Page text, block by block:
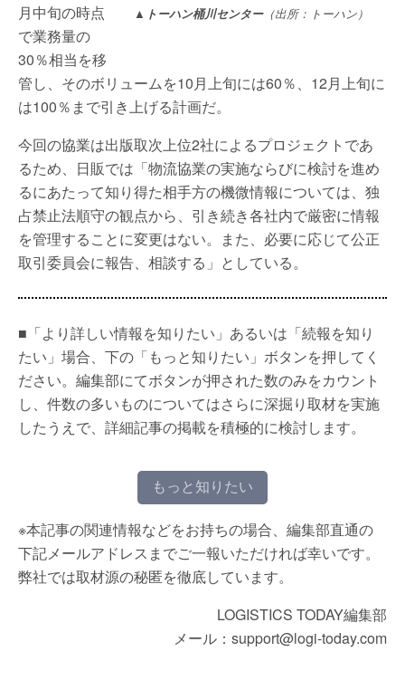
▲トーハン桶川センター（出所：トーハン）
月中旬の時点
で業務量の
30％相当を移
管し、そのボリュームを10月上旬には60％、12月上旬に
は100％まで引き上げる計画だ。
今回の協業は出版取次上位2社によるプロジェクトであ
るため、日販では「物流協業の実施ならびに検討を進め
るにあたって知り得た相手方の機微情報については、独
占禁止法順守の観点から、引き続き各社内で厳密に情報
を管理することに変更はない。また、必要に応じて公正
取引委員会に報告、相談する」としている。
■「より詳しい情報を知りたい」あるいは「続報を知り
たい」場合、下の「もっと知りたい」ボタンを押してく
ださい。編集部にてボタンが押された数のみをカウント
し、件数の多いものについてはさらに深掘り取材を実施
したうえで、詳細記事の掲載を積極的に検討します。
もっと知りたい
※本記事の関連情報などをお持ちの場合、編集部直通の
下記メールアドレスまでご一報いただければ幸いです。
弊社では取材源の秘匿を徹底しています。
LOGISTICS TODAY編集部
メール：support@logi-today.com